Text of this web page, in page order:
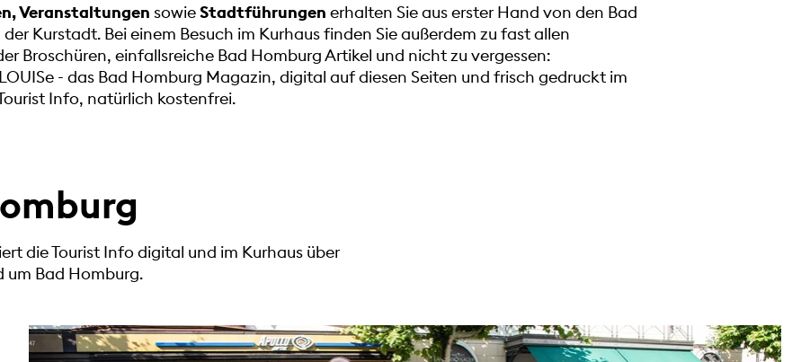
Veranstaltungen sowieStadtführungen erhalten Sie aus erster Hand von den Bad
Kurstadt. Bei einem Besuch im Kurhaus finden Sie außerdem zu fast allen
Broschüren, einfallsreiche Bad Homburg Artikel und nicht zu vergessen:
- das Bad Homburg Magazin, digital auf diesen Seiten und frisch gedruckt im
Info, natürlich kostenfrei.
die Tourist Info digital und im Kurhaus über
um Bad Homburg.